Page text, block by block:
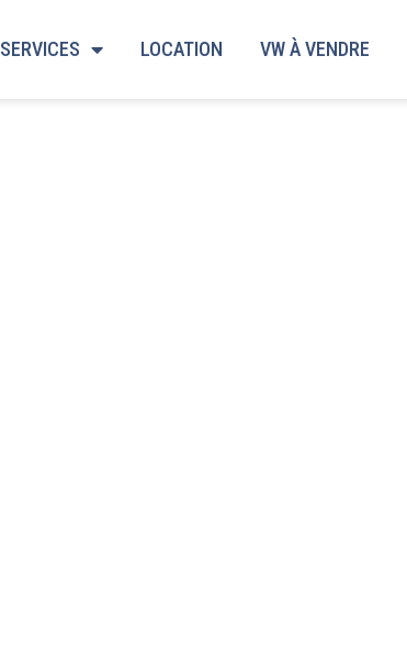
SERVICES LOCATION VW À VENDRE